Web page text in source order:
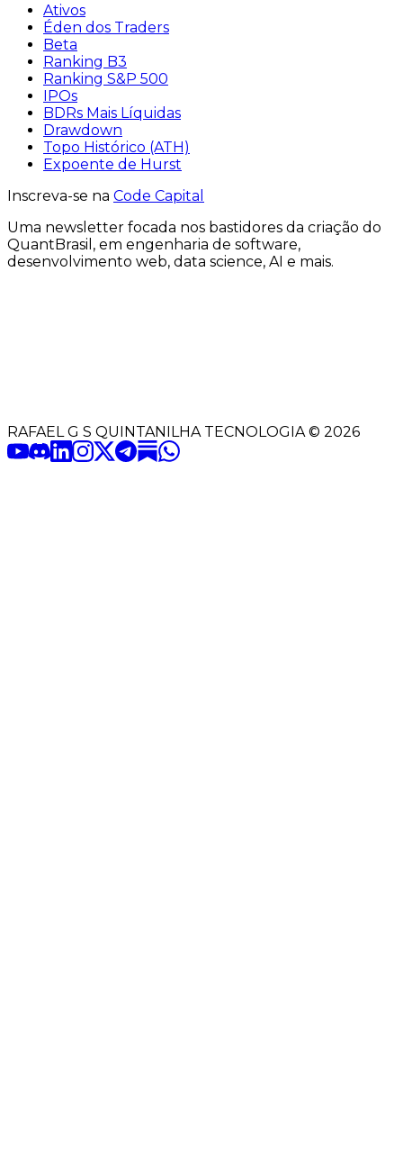
Ativos
Éden dos Traders
Beta
Ranking B3
Ranking S&P 500
IPOs
BDRs Mais Líquidas
Drawdown
Topo Histórico (ATH)
Expoente de Hurst
Inscreva-se na Code Capital
Uma newsletter focada nos bastidores da criação do
QuantBrasil , em engenharia de software,
desenvolvimento web, data science, AI e mais.
RAFAEL G S QUINTANILHA TECNOLOGIA © 2026